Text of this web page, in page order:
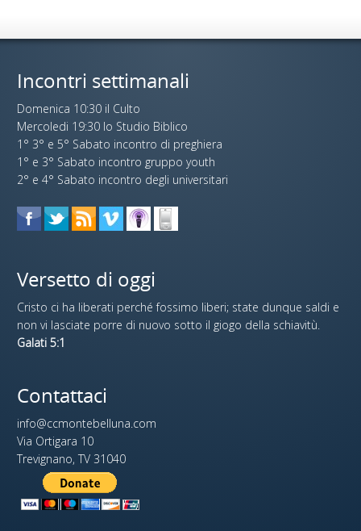
Incontri settimanali
Domenica 10:30 il Culto
Mercoledi 19:30 lo Studio Biblico
1° 3° e 5° Sabato incontro di preghiera
1° e 3° Sabato incontro gruppo youth
2° e 4° Sabato incontro degli universitari
Versetto di oggi
Cristo ci ha liberati perché fossimo liberi; state dunque saldi e
non vi lasciate porre di nuovo sotto il giogo della schiavitù.
Galati 5:1
Contattaci
info@ccmontebelluna.com
Via Ortigara 10
Trevignano, TV 31040